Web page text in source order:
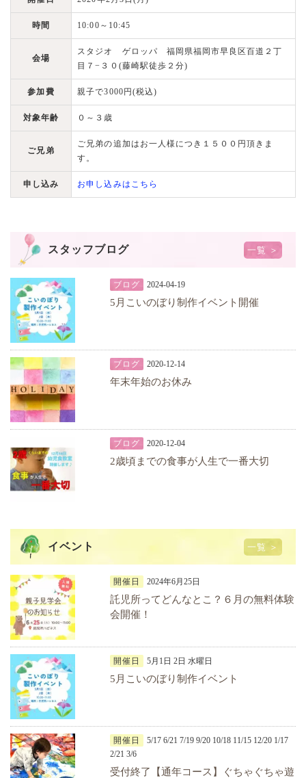
時間 10:00～10:45
会場
スタジオ ゲロッパ 福岡県福岡市早良区百道２丁
目７−３０(藤崎駅徒歩２分)
参加費 親子で3000円(税込)
対象年齢 ０～３歳
ご兄弟
ご兄弟の追加はお一人様につき１５００円頂きま
す。
申し込み お申し込みはこちら
スタッフブログ 一覧 ＞
ブログ 2024-04-19
5月こいのぼり制作イベント開催
ブログ 2020-12-14
年末年始のお休み
ブログ 2020-12-04
2歳頃までの食事が人生で一番大切
イベント 一覧 ＞
開催日 2024年6月25日
託児所ってどんなとこ？６月の無料体験
会開催！
開催日 5月1日 2日 水曜日
5月こいのぼり制作イベント
開催日
5/17 6/21 7/19 9/20 10/18 11/15 12/20 1/17
2/21 3/6
受付終了【通年コース】ぐちゃぐちゃ遊